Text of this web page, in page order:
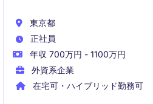
東京都
正社員
年収 700万円 - 1100万円
外資系企業
在宅可・ハイブリッド勤務可